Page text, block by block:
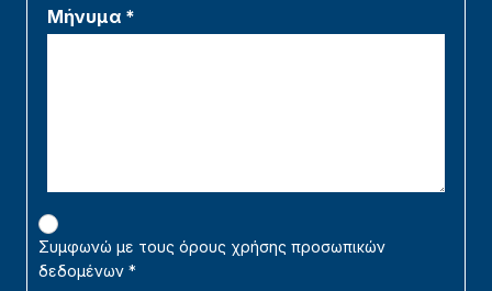
Μήνυμα *
Συμφωνώ με τους όρους χρήσης προσωπικών
δεδομένων *